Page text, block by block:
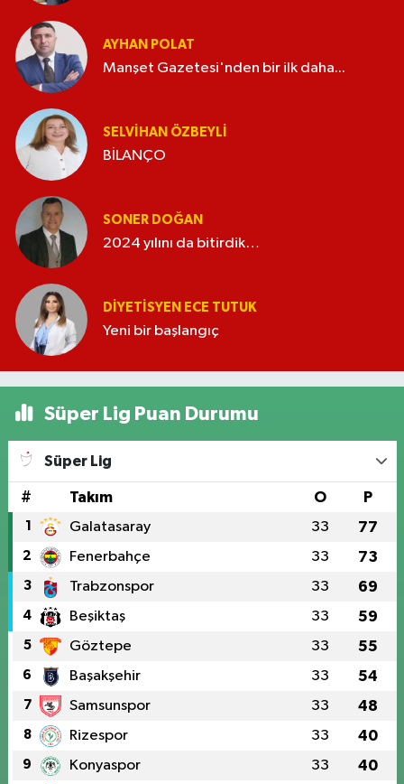
AYHAN POLAT
Manşet Gazetesi'nden bir ilk daha...
SELVIHAN ÖZBEYLI
BİLANÇO
SONER DOĞAN
2024 yılını da bitirdik…
DIYETISYEN ECE TUTUK
Yeni bir başlangıç
Süper Lig Puan Durumu
Süper Lig
# Takım O P
1 Galatasaray 33 77
2 Fenerbahçe 33 73
3 Trabzonspor 33 69
4 Beşiktaş 33 59
5 Göztepe 33 55
6 Başakşehir 33 54
7 Samsunspor 33 48
8 Rizespor 33 40
9 Konyaspor 33 40